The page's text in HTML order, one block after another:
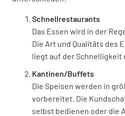
Schnellrestaurants
Das Essen wird in der
Die Art und Qualitäts des
liegt auf der Schnelligkeit
Kantinen/Buffets
Die Speisen werden in
vorbereitet. Die
selbst bedienen oder die